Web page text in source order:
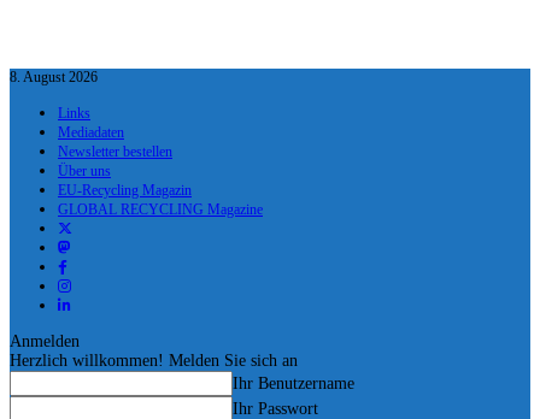
8. August 2026
Links
Mediadaten
Newsletter bestellen
Über uns
EU-Recycling Magazin
GLOBAL RECYCLING Magazine
Anmelden
Herzlich willkommen! Melden Sie sich an
Ihr Benutzername
Ihr Passwort